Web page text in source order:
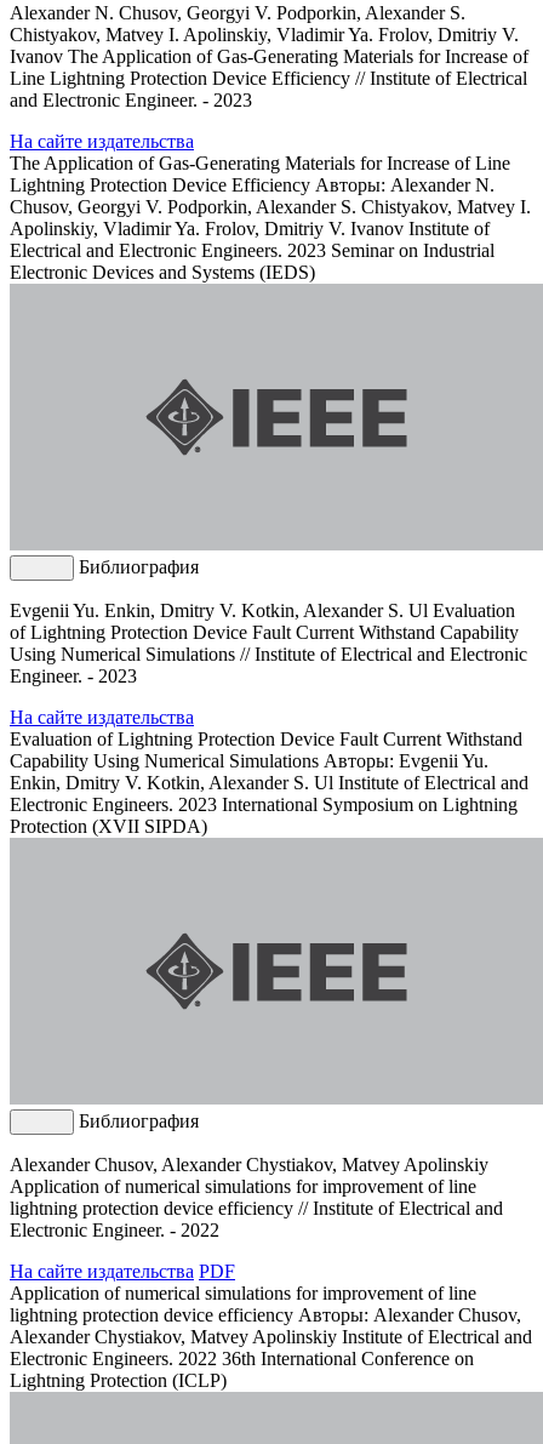
Alexander N. Chusov, Georgyi V. Podporkin, Alexander S.
Chistyakov, Matvey I. Apolinskiy, Vladimir Ya. Frolov, Dmitriy V.
Ivanov The Application of Gas-Generating Materials for Increase of
Line Lightning Protection Device Efficiency // Institute of Electrical
and Electronic Engineer. - 2023
На сайте издательства
The Application of Gas-Generating Materials for Increase of Line
Lightning Protection Device Efficiency Авторы: Alexander N.
Chusov, Georgyi V. Podporkin, Alexander S. Chistyakov, Matvey I.
Apolinskiy, Vladimir Ya. Frolov, Dmitriy V. Ivanov Institute of
Electrical and Electronic Engineers. 2023 Seminar on Industrial
Electronic Devices and Systems (IEDS)
Библиография
Evgenii Yu. Enkin, Dmitry V. Kotkin, Alexander S. Ul Evaluation
of Lightning Protection Device Fault Current Withstand Capability
Using Numerical Simulations // Institute of Electrical and Electronic
Engineer. - 2023
На сайте издательства
Evaluation of Lightning Protection Device Fault Current Withstand
Capability Using Numerical Simulations Авторы: Evgenii Yu.
Enkin, Dmitry V. Kotkin, Alexander S. Ul Institute of Electrical and
Electronic Engineers. 2023 International Symposium on Lightning
Protection (XVII SIPDA)
Библиография
Alexander Chusov, Alexander Chystiakov, Matvey Apolinskiy
Application of numerical simulations for improvement of line
lightning protection device efficiency // Institute of Electrical and
Electronic Engineer. - 2022
На сайте издательства PDF
Application of numerical simulations for improvement of line
lightning protection device efficiency Авторы: Alexander Chusov,
Alexander Chystiakov, Matvey Apolinskiy Institute of Electrical and
Electronic Engineers. 2022 36th International Conference on
Lightning Protection (ICLP)